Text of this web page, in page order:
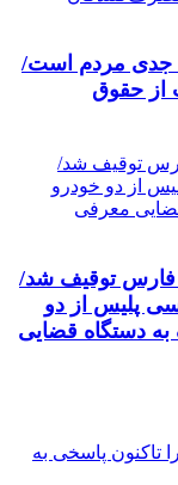
جدی مردم است/
از حقوق
فارس توقیف شد/
پلیس از دو
به دستگاه قضایی